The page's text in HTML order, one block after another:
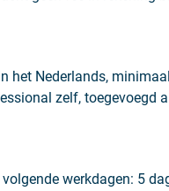
het Nederlands,
zelf, toegevoegd
werkdagen: 5